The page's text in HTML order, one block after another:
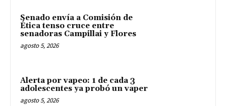
Senado envía a Comisión de
Ética tenso cruce entre
senadoras Campillai y Flores
agosto 5, 2026
Alerta por vapeo: 1 de cada 3
adolescentes ya probó un vaper
agosto 5, 2026